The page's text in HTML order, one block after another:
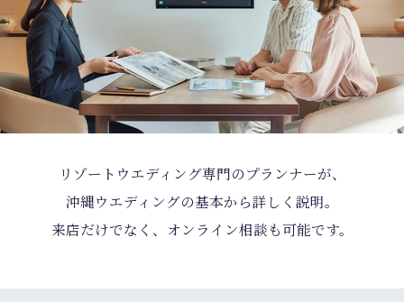
リゾートウエディング専門のプランナーが、
沖縄ウエディングの基本から詳しく説明。
来店だけでなく、オンライン相談も可能です。